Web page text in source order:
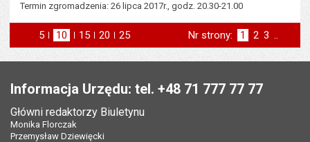
Termin zgromadzenia: 26 lipca 2017r., godz. 20.30-21.00
5 elementów na stronie
10 elementów
na stronie
15 elementów
na stronie
20 elementów
na stronie
25
na stronie
Nr strony: Strona
1 Strona
2 Strona
3 ..
Informacja Urzędu: tel. +48 71 777 77 77
Główni redaktorzy Biuletynu
Monika Florczak
Przemysław Dziewięcki